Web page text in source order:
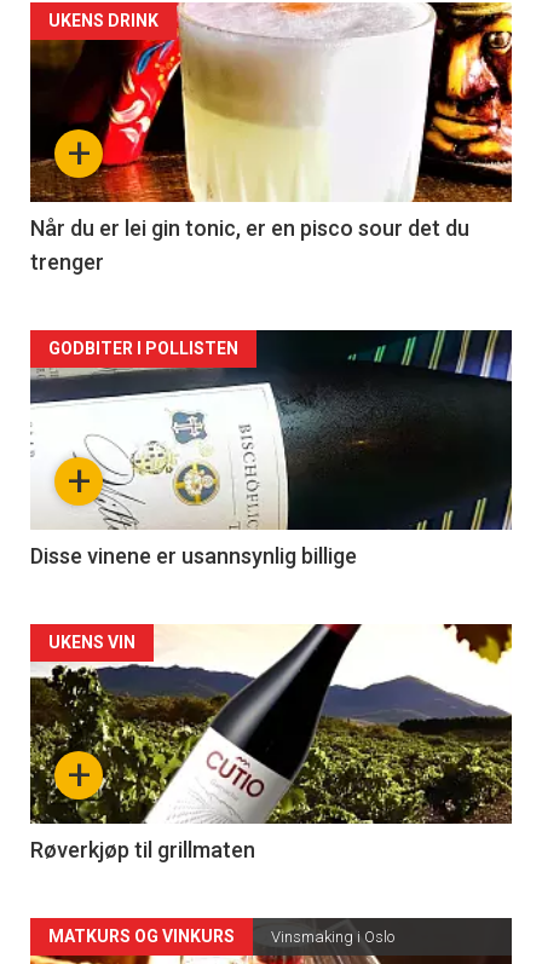
Forsiden
akkurat
nå
-
2
+
UKENS DRINK
Når du er lei gin tonic, er en pisco sour det du
trenger
Forsiden
akkurat
nå
3
+
GODBITER I POLLISTEN
Disse vinene er usannsynlig billige
Forsiden
akkurat
nå
-
4
+
UKENS VIN
Røverkjøp til grillmaten
Forsiden
MATKURS OG VINKURS Vinsmaking i Oslo